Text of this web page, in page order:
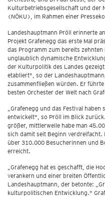
Kulturbetriebsgesellschaft und der
(NÖKU), im Rahmen einer
Landeshauptmann Pröll erinnerte
Projekt Grafenegg das erste Mal
das Programm zum bereits
unglaublich dynamische
der Kulturpolitik des Landes
etabliert", so der
zusammenfließen würden. Er
besten Orchester der Welt nach
„Grafenegg und das Festival
entwickelt", so Pröll im Blick
größer, mittlerweile habe man
sich damit seit Beginn verdreifacht.
über 310.000 Besucherinnen und
erreicht.
„Grafenegg hat es geschafft, die
verankern und einer breiten
Landeshauptmann, der betonte:
kulturpolitischen Entwicklung."